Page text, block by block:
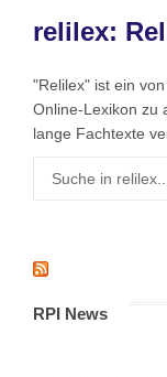
relilex:
"Relilex" ist ein
Online-Lexikon zu
lange Fachtexte
RPI News